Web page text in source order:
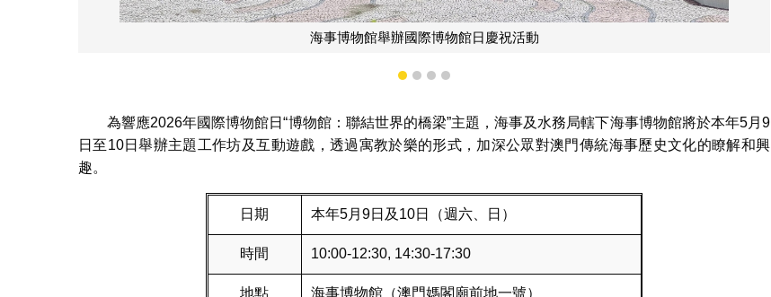
透過互動遊戲及工作坊宣揚海事歷史文化
1 2 3 4
為響應2026年國際博物館日“博物館：聯結世界的橋梁”主題，海事及水務局轄下海事博物館將於本年5月9
日至10日舉辦主題工作坊及互動遊戲，透過寓教於樂的形式，加深公眾對澳門傳統海事歷史文化的瞭解和興
趣。
日期 本年5月9日及10日（週六、日）
時間 10:00-12:30, 14:30-17:30
地點 海事博物館（澳門媽閣廟前地一號）